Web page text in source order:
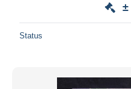
±
Status